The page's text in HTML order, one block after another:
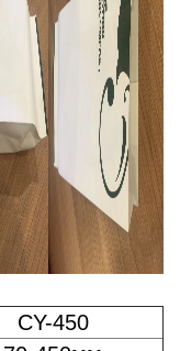
CY-450